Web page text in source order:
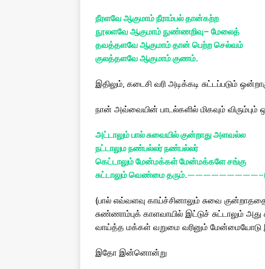
நீரளவேஆகுமாம்நீராம்பல்தான்கற்ற
நூலளவேஆகுமாம்நுண்ணறிவு–மேலைத்
தவத்தளவேஆகுமாம்தான்பெற்றசெல்வம்
குலத்தளவேஆகுமாம்குணம்.
இதிலும், கடைசி வரி அடிக்கடி சுட்டப்படும்
நான் அவ்வையின் பாடல்களில் மிகவும்
அட்டாலும்பால்சுவையில்குன்றாதுஅளவல்ல
நட்டாலுமநண்பல்லர்நண்பல்லர்
கெட்டாலும்மேன்மக்கள்மேன்மக்களேசங்கு
சுட்டாலும்வெண்மைதரும்.
(பால் எவ்வளவு காய்ச்சினாலும் சுவை
சுண்ணாம்புக் காளவாயில் இட்டுச் சுட்டாலும்
வாய்த்த மக்கள் வறுமை வரினும் மேன்மையோடு
இதோ இன்னொன்று